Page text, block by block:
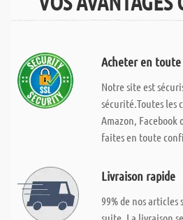
Acheter en
Notre site est
sécurité.Toutes les
Amazon, Facebook
faites en toute
Livraison rapide
99% de nos